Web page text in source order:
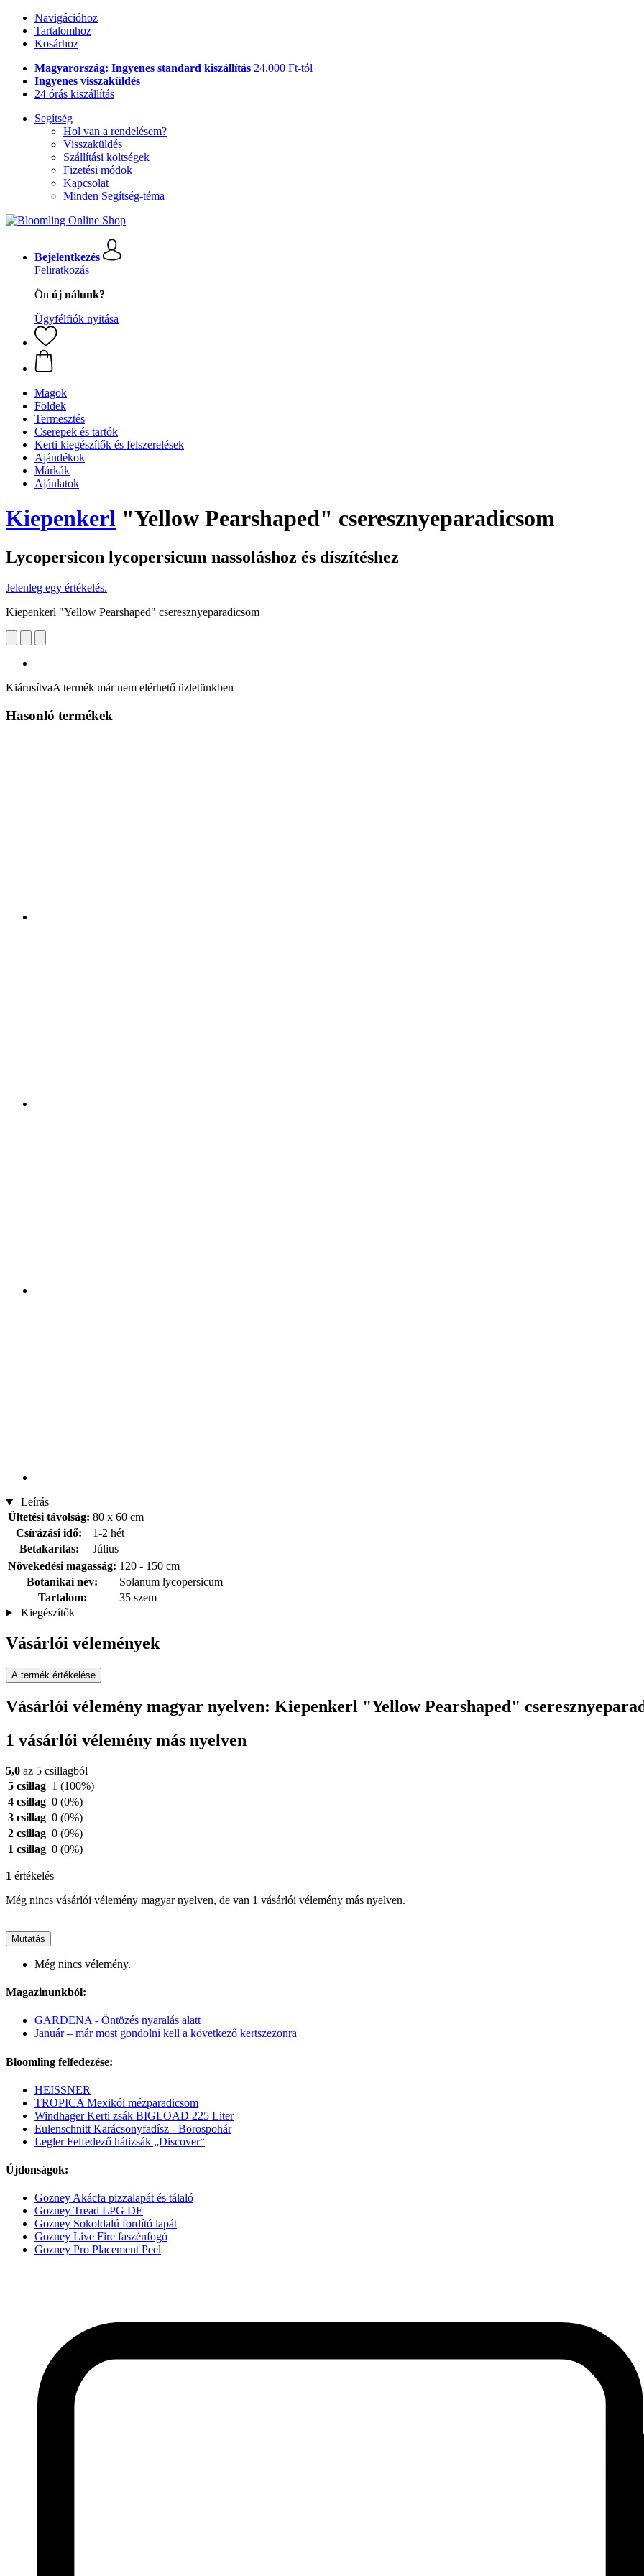
Navigációhoz
Tartalomhoz
Kosárhoz
Magyarország: Ingyenes standard kiszállítás 24.000 Ft-tól
Ingyenes visszaküldés
24 órás kiszállítás
Segítség
Hol van a rendelésem?
Visszaküldés
Szállítási költségek
Fizetési módok
Kapcsolat
Minden Segítség-téma
Bejelentkezés
Feliratkozás
Ön új nálunk?
Ügyfélfiók nyitása
Magok
Földek
Termesztés
Cserepek és tartók
Kerti kiegészítők és felszerelések
Ajándékok
Márkák
Ajánlatok
Kiepenkerl "Yellow Pearshaped" cseresznyeparadicsom
Lycopersicon lycopersicum nassoláshoz és díszítéshez
Jelenleg egy értékelés.
Kiepenkerl "Yellow Pearshaped" cseresznyeparadicsom
KiárusítvaA termék már nem elérhető üzletünkben
Hasonló termékek
Leírás
Ültetési távolság: 80 x 60 cm
Csírázási idő:
1-2 hét
Betakarítás:
Július
Növekedési magasság: 120 - 150 cm
Botanikai név:
Solanum lycopersicum
Tartalom:
35 szem
Kiegészítők
Vásárlói vélemények
A termék értékelése
Vásárlói vélemény magyar nyelven: Kiepenkerl "Yellow Pearshaped"
1 vásárlói vélemény más nyelven
5,0 az 5 csillagból
5 csillag 1 (100%)
4 csillag 0 (0%)
3 csillag 0 (0%)
2 csillag 0 (0%)
1 csillag 0 (0%)
1 értékelés
Még nincs vásárlói vélemény magyar nyelven, de van 1 vásárlói vélemény más nyelven.
Mutatás
Még nincs vélemény.
Magazinunkból:
GARDENA - Öntözés nyaralás alatt
Január – már most gondolni kell a következő kertszezonra
Bloomling felfedezése:
HEISSNER
TROPICA Mexikói mézparadicsom
Windhager Kerti zsák BIGLOAD 225 Liter
Eulenschnitt Karácsonyfadísz - Borospohár
Legler Felfedező hátizsák „Discover“
Újdonságok:
Gozney Akácfa pizzalapát és tálaló
Gozney Tread LPG DE
Gozney Sokoldalú fordító lapát
Gozney Live Fire faszénfogó
Gozney Pro Placement Peel